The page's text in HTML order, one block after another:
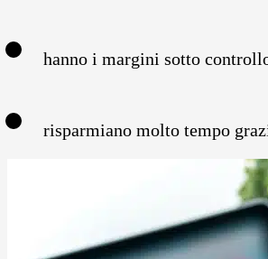
hanno i margini sotto
risparmiano molto tempo